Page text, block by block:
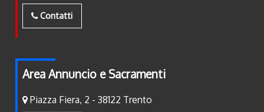
Contatti
Area Annuncio e Sacramenti
Piazza Fiera, 2 - 38122 Trento